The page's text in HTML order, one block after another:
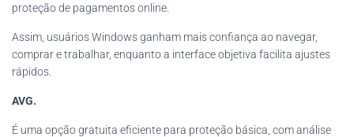
proteção de pagamentos online.
Assim, usuários Windows ganham mais confiança ao navegar,
comprar e trabalhar, enquanto a interface objetiva facilita ajustes
rápidos.
AVG.
É uma opção gratuita eficiente para proteção básica, com análise